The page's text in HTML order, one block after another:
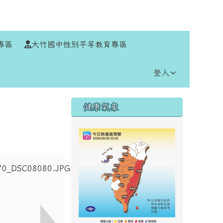
區 大竹國中性別平等教育專區
登入
右邊區域內容
健康氣象